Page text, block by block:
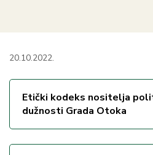
20.10.2022.
Etički kodeks nositelja
dužnosti Grada Otoka